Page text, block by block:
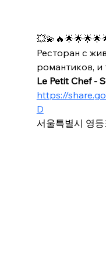
Ресторан с
романтиков, и
Le Petit Chef -
https://
D
서울특별시 영